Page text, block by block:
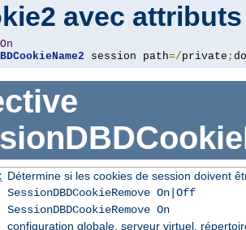
avec attributs
On
session path=/private ;
Détermine si les cookies de session doivent
SessionDBDCookieRemove On|Off
SessionDBDCookieRemove On
configuration globale, serveur virtuel,